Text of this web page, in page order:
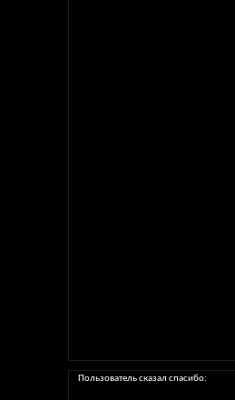
Пользователь сказал cпасибо: